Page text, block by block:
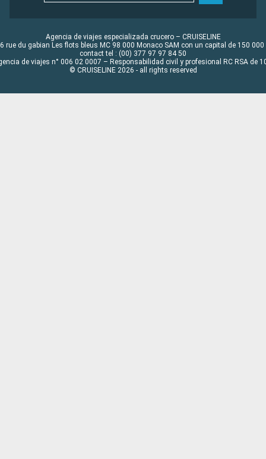
Agencia de viajes especializada crucero – CRUISELINE
rue du gabian Les flots bleus MC 98 000 Monaco SAM con un capital de 150 000
contact tel : (00) 377 97 97 84 50
de viajes n° 006 02 0007 – Responsabilidad civil y profesional RC RSA de
© CRUISELINE 2026 - all rights reserved